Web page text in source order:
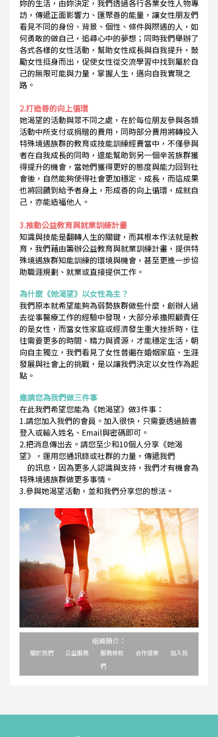
妳的生活，由妳決定，我們透過各行各業女性人物專
訪，傳遞正面影響力、匯聚善的能量，讓女性朋友們
看見不同的身份、背景、個性、條件與際遇的人，如
何勇敢的做自己，追尋心中的夢想；同時我們舉辦了
各式各樣的女性活動，幫助女性成長與自我提升，鼓
勵女性挺身而出，促使女性從交流學習中找到屬於自
己的無限可能與力量，掌握人生，邁向自我實現之
路。
2.打造善的向上循環
她渴望的活動與眾不同之處，在於每位朋友參與各類
活動中所支付或捐贈的費用，同時部分費用將轉投入
特殊境遇族群的教育或技能訓練經費當中，不僅參與
者在自我成長的同時，還能幫助到另一個辛苦族群獲
得提升的機會，當她們獲得更好的態度與能力回到社
會後，自然能夠使得社會更加穩定、成長，而這成果
也將回饋到給予者身上，形成善的向上循環，成就自
己，亦能造福他人。
3.推動公益教育與就業訓練計畫
知識與技能是翻轉人生的關鍵，而其根本作法就是教
育，我們藉由籌辦公益教育與就業訓練計畫，提供特
殊境遇族群知能訓練的環境與機會，甚至更進一步協
助職涯規劃、就業或直接提供工作。
為什麼《她渴望》以女性為主？
我們原本就希望能夠為弱勢族群做些什麼，創辦人過
去從事醫療工作的經驗中發現，大部分承擔照顧責任
的是女性，而當女性家庭或經濟發生重大挫折時，往
往需要更多的時間、精力與資源，才能穩定生活，朝
向自主獨立，我們看見了女性普遍在婚姻家庭、生涯
發展與社會上的挑戰，是以讓我們決定以女性作為起
點。
邀請您為我們做三件事
在此我們希望您能為《她渴望》做3件事：
1.請您加入我們的會員。加入很快，只需要透過臉書
登入或輸入姓名、Email與密碼即可。
2.把消息傳出去。請您至少和10個人分享《她渴
望》，運用您通訊錄或社群的力量，傳遞我們
的訊息，因為更多人認識與支持，我們才有機會為
特殊境遇族群做更多事情。
3.參與她渴望活動，並和我們分享您的想法。
組織簡介：
關於我們 公益服務 服務條款 合作提案
加入我
們